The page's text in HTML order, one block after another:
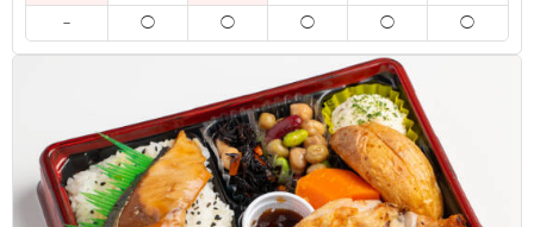
オリエンタル唐揚げボールは、しっとりジューシーで、ス
パイスソースがごはんにしっかり染み込み絶妙な味わいで
した。しっかり食べ応えもあって、安心して食べられるの
で、また注文したいです。
ご利用シーン：ロケ・撮影›スタジオ撮影
東京都渋谷区桜丘町2025/03/30
－ ◯ ◯ ◯ ◯ ◯